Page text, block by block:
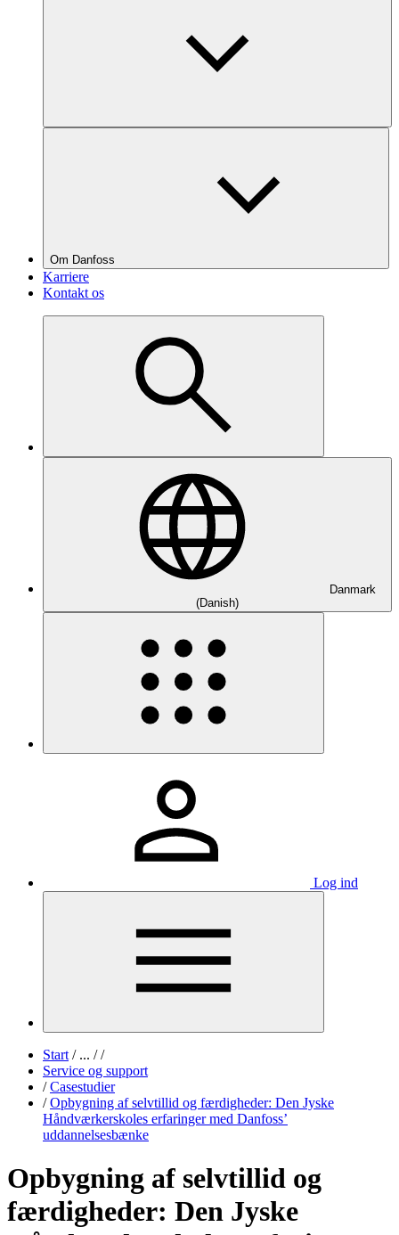
Om Danfoss
Karriere
Kontakt os
Danmark
(Danish)
Log ind
Start /... / /
Service og support
/ Casestudier
/ Opbygning af selvtillid og færdigheder: Den Jyske
Håndværkerskoles erfaringer med Danfoss’
uddannelsesbænke
Opbygning af selvtillid og
færdigheder: Den Jyske